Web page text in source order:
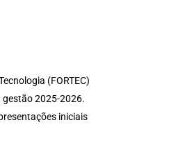
(FORTEC)
gestão 2025-2026.
iniciais